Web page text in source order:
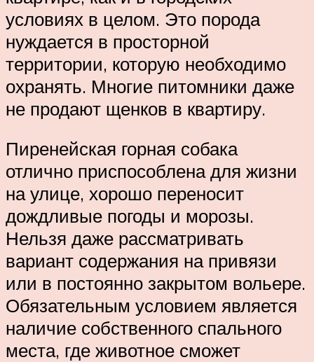
условиях в целом. Это порода
нуждается в просторной
территории, которую необходимо
охранять. Многие питомники даже
не продают щенков в квартиру.
Пиренейская горная собака
отлично приспособлена для жизни
на улице, хорошо переносит
дождливые погоды и морозы.
Нельзя даже рассматривать
вариант содержания на привязи
или в постоянно закрытом вольере.
Обязательным условием является
наличие собственного спального
места, где животное сможет